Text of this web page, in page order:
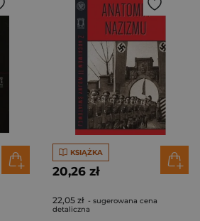
KSIĄŻKA
20,26 zł
22,05 zł - sugerowana cena
detaliczna